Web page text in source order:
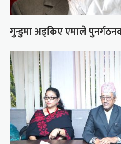
गुन्डुमा अड्किए एमाले